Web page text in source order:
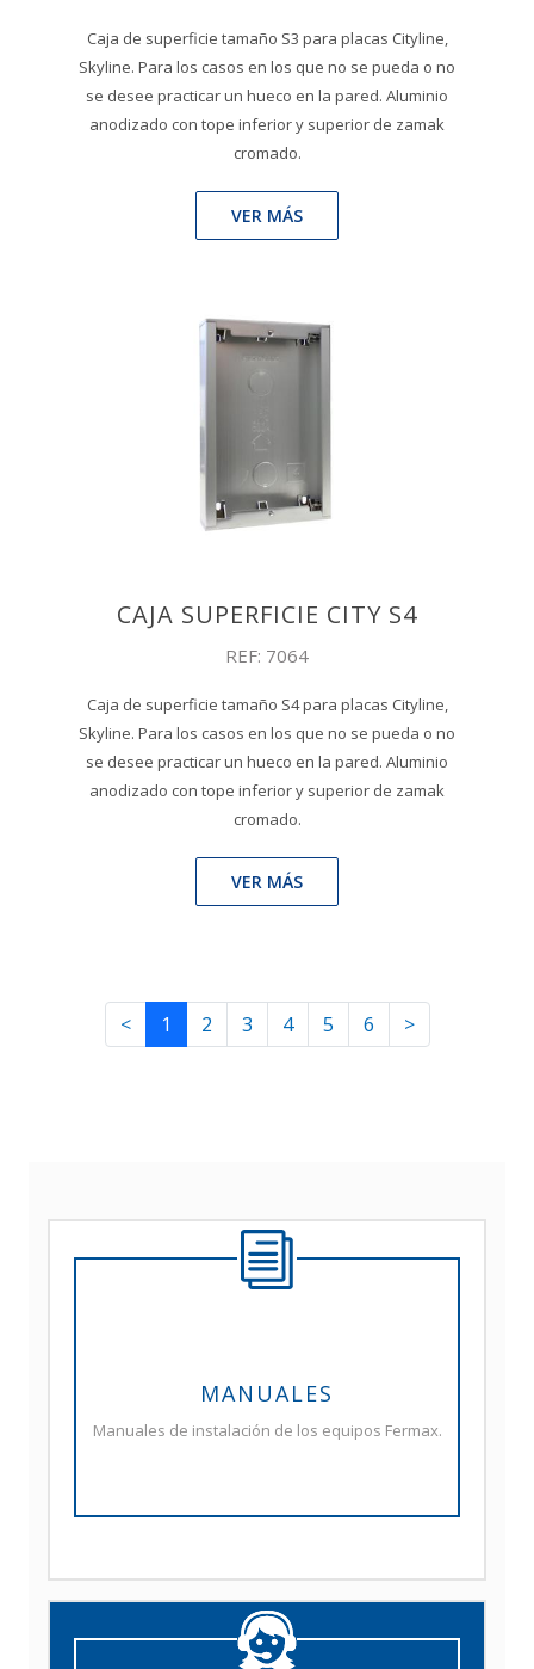
Caja de superficie tamaño S3 para placas Cityline,
Skyline. Para los casos en los que no se pueda o no
se desee practicar un hueco en la pared. Aluminio
anodizado con tope inferior y superior de zamak
cromado.
VER MÁS
CAJA SUPERFICIE CITY S4
REF: 7064
Caja de superficie tamaño S4 para placas Cityline,
Skyline. Para los casos en los que no se pueda o no
se desee practicar un hueco en la pared. Aluminio
anodizado con tope inferior y superior de zamak
cromado.
VER MÁS
< 1 2 3 4 5 6 >
MANUALES
Manuales de instalación de los equipos Fermax.